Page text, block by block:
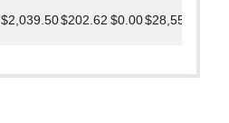
$2,039.50$202.62 $0.00$28,557.12